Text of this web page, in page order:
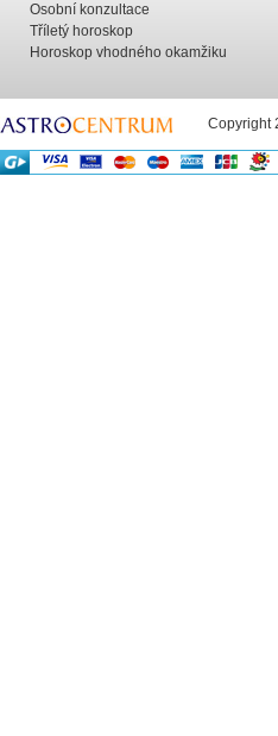
Osobní konzultace
Tříletý horoskop
Horoskop vhodného okamžiku
Copyright